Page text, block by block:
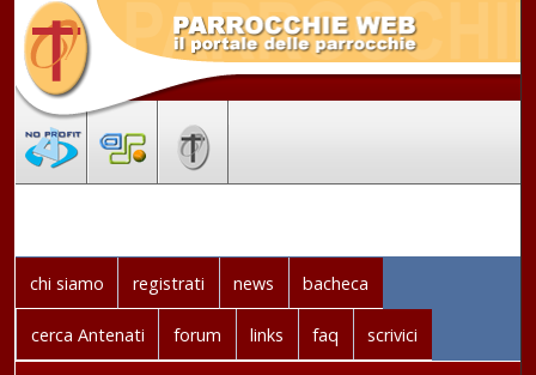
chi siamo registrati news bacheca
cerca Antenati forum links faq scrivici